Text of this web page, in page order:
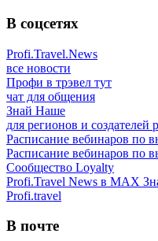
В соцсетях
Profi.Travel.News
все новости
Профи в трэвел тут
чат для общения
Знай Наше
для регионов и создателей
Расписание вебинаров по
Расписание вебинаров по
Сообщество Loyalty
Profi.Travel News в MAX
Profi.travel
В почте